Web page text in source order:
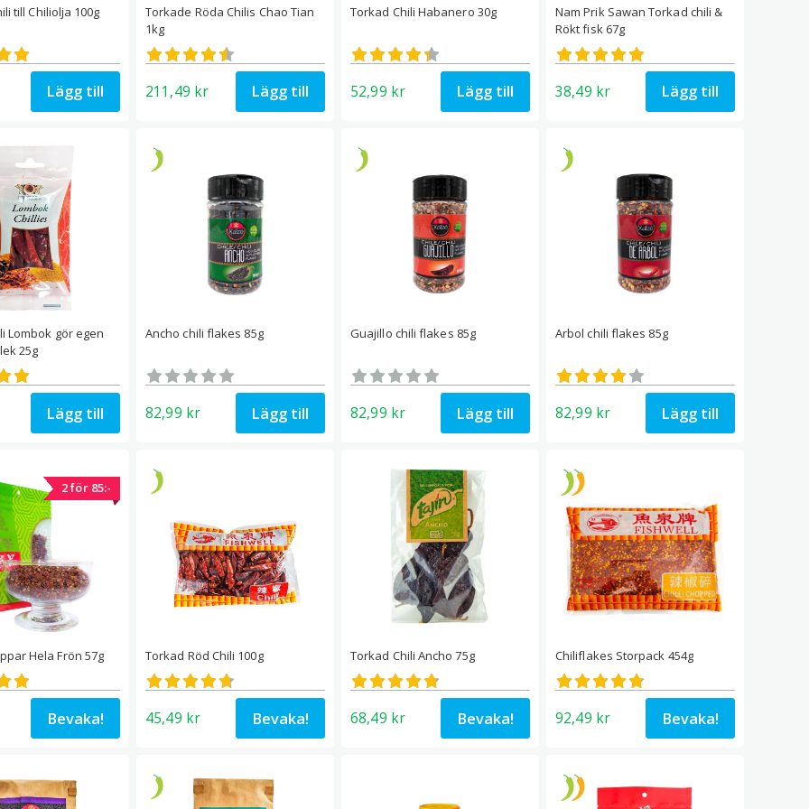
till Chiliolja 100g
Lägg till
Torkade Röda Chilis Chao Tian
1kg
Betygsatt
4.50
av 5
211,49 kr Lägg till
Torkad Chili Habanero 30g
Betygsatt
4.33
av 5
52,99 kr Lägg till
Nam Prik Sawan Torkad chili &
Rökt fisk 67g
Betygsatt
5.00
av 5
38,49 kr Lägg till
Lombok gör egen
25g
Lägg till
Ancho chili flakes 85g
Betygsatt
0
av 5
82,99 kr Lägg till
Guajillo chili flakes 85g
Betygsatt
0
av 5
82,99 kr Lägg till
Arbol chili flakes 85g
Betygsatt
4.00
av 5
82,99 kr Lägg till
2 för 85:-
Hela Frön 57g
Bevaka!
Torkad Röd Chili 100g
Betygsatt
4.72
av 5
45,49 kr Bevaka!
Torkad Chili Ancho 75g
Betygsatt
4.73
av 5
68,49 kr Bevaka!
Chiliflakes Storpack 454g
Betygsatt
4.78
av 5
92,49 kr Bevaka!